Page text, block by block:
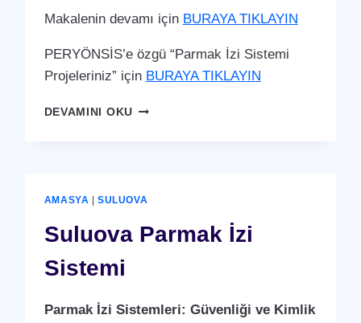
Makalenin devamı için BURAYA TIKLAYIN
PERYÖNSİS’e özgü “Parmak İzi Sistemi
Projeleriniz” için BURAYA TIKLAYIN
DEVAMINI OKUTAŞOVA
AMASYA |SULUOVA
Suluova Parmak İzi
Sistemi
Parmak İzi Sistemleri: Güvenliği ve Kimlik